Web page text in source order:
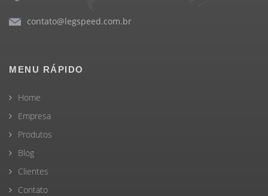
contato@legspeed.com.br
MENU RÁPIDO
Home
Empresa
Produtos
Blog
Clientes
Contato